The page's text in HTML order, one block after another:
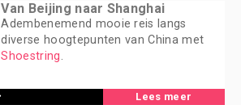
Van Beijing naar Shanghai
Adembenemend mooie reis langs
diverse hoogtepunten van China met
Shoestring.
Lees meer